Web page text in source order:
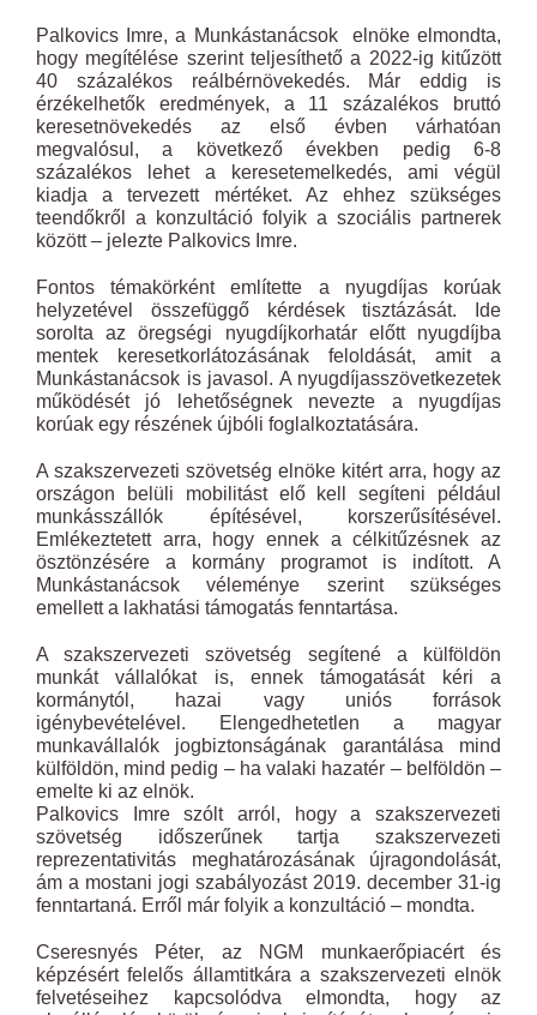
Palkovics Imre, a Munkástanácsok elnöke elmondta,
hogy megítélése szerint teljesíthető a 2022-ig kitűzött
40 százalékos reálbérnövekedés. Már eddig is
érzékelhetők eredmények, a 11 százalékos bruttó
keresetnövekedés az első évben várhatóan
megvalósul, a következő években pedig 6-8
százalékos lehet a keresetemelkedés, ami végül
kiadja a tervezett mértéket. Az ehhez szükséges
teendőkről a konzultáció folyik a szociális partnerek
között – jelezte Palkovics Imre.
Fontos témakörként említette a nyugdíjas korúak
helyzetével összefüggő kérdések tisztázását. Ide
sorolta az öregségi nyugdíjkorhatár előtt nyugdíjba
mentek keresetkorlátozásának feloldását, amit a
Munkástanácsok is javasol. A nyugdíjasszövetkezetek
működését jó lehetőségnek nevezte a nyugdíjas
korúak egy részének újbóli foglalkoztatására.
A szakszervezeti szövetség elnöke kitért arra, hogy az
országon belüli mobilitást elő kell segíteni például
munkásszállók építésével, korszerűsítésével.
Emlékeztetett arra, hogy ennek a célkitűzésnek az
ösztönzésére a kormány programot is indított. A
Munkástanácsok véleménye szerint szükséges
emellett a lakhatási támogatás fenntartása.
A szakszervezeti szövetség segítené a külföldön
munkát vállalókat is, ennek támogatását kéri a
kormánytól, hazai vagy uniós források
igénybevételével. Elengedhetetlen a magyar
munkavállalók jogbiztonságának garantálása mind
külföldön, mind pedig – ha valaki hazatér – belföldön –
emelte ki az elnök.
Palkovics Imre szólt arról, hogy a szakszervezeti
szövetség időszerűnek tartja szakszervezeti
reprezentativitás meghatározásának újragondolását,
ám a mostani jogi szabályozást 2019. december 31-ig
fenntartaná. Erről már folyik a konzultáció – mondta.
Cseresnyés Péter, az NGM munkaerőpiacért és
képzésért felelős államtitkára a szakszervezeti elnök
felvetéseihez kapcsolódva elmondta, hogy az